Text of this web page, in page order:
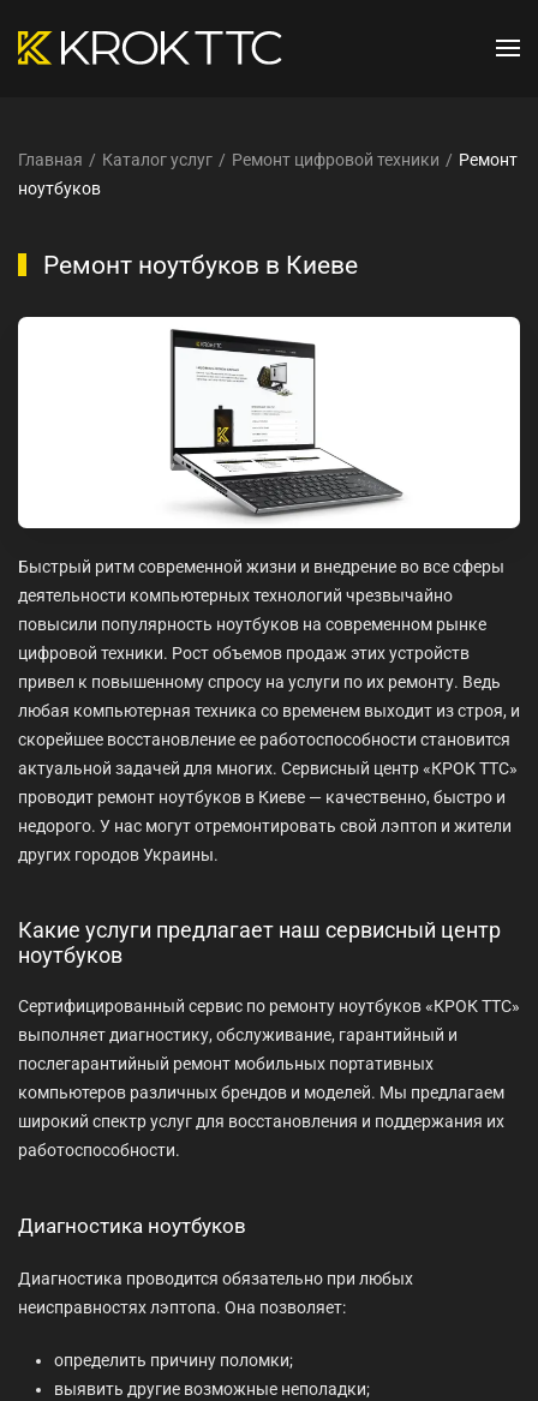
Перейти к содержимому
Главная Каталог услуг Ремонт цифровой техники
Ремонт
ноутбуков
Ремонт ноутбуков в Киеве
Быстрый ритм современной жизни и внедрение во все сферы
деятельности компьютерных технологий чрезвычайно
повысили популярность ноутбуков на современном рынке
цифровой техники. Рост объемов продаж этих устройств
привел к повышенному спросу на услуги по их ремонту. Ведь
любая компьютерная техника со временем выходит из строя, и
скорейшее восстановление ее работоспособности становится
актуальной задачей для многих. Сервисный центр «КРОК ТТС»
проводит ремонт ноутбуков в Киеве — качественно, быстро и
недорого. У нас могут отремонтировать свой лэптоп и жители
других городов Украины.
Какие услуги предлагает наш сервисный центр
ноутбуков
Сертифицированный сервис по ремонту ноутбуков «КРОК ТТС»
выполняет диагностику, обслуживание, гарантийный и
послегарантийный ремонт мобильных портативных
компьютеров различных брендов и моделей. Мы предлагаем
широкий спектр услуг для восстановления и поддержания их
работоспособности.
Диагностика ноутбуков
Диагностика проводится обязательно при любых
неисправностях лэптопа. Она позволяет:
определить причину поломки;
выявить другие возможные неполадки;